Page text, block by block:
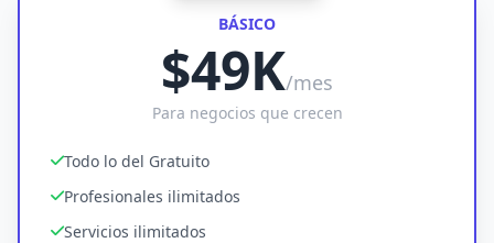
BÁSICO
$49K/mes
Para negocios que crecen